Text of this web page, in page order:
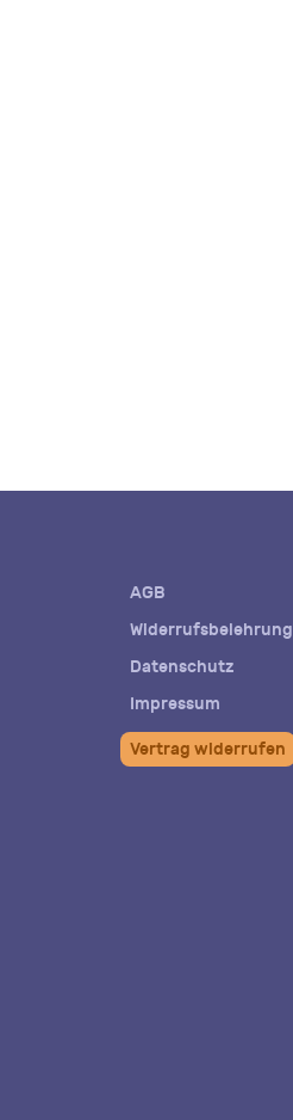
AGB
Widerrufsbelehrung
Datenschutz
Impressum
Vertrag widerrufen